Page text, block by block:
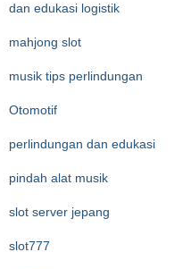
dan edukasi logistik
mahjong slot
musik tips perlindungan
Otomotif
perlindungan dan edukasi
pindah alat musik
slot server jepang
slot777